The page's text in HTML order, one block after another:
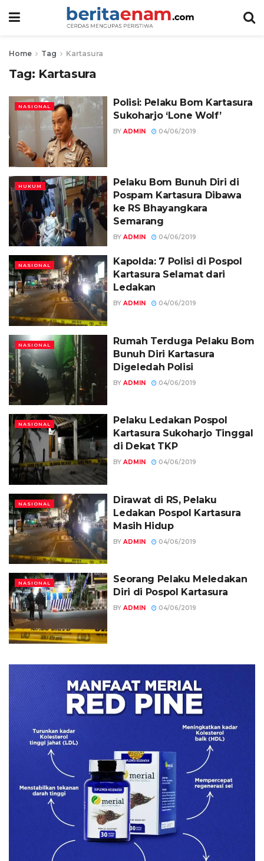
Home Tag Kartasura
Tag: Kartasura
NASIONAL
Polisi: Pelaku Bom Kartasura
Sukoharjo ‘Lone Wolf’
BY ADMIN 04/06/2019
HUKUM
Pelaku Bom Bunuh Diri di
Pospam Kartasura Dibawa
ke RS Bhayangkara
Semarang
BY ADMIN 04/06/2019
NASIONAL
Kapolda: 7 Polisi di Pospol
Kartasura Selamat dari
Ledakan
BY ADMIN 04/06/2019
NASIONAL
Rumah Terduga Pelaku Bom
Bunuh Diri Kartasura
Digeledah Polisi
BY ADMIN 04/06/2019
NASIONAL
Pelaku Ledakan Pospol
Kartasura Sukoharjo Tinggal
di Dekat TKP
BY ADMIN 04/06/2019
NASIONAL
Dirawat di RS, Pelaku
Ledakan Pospol Kartasura
Masih Hidup
BY ADMIN 04/06/2019
NASIONAL
Seorang Pelaku Meledakan
Diri di Pospol Kartasura
BY ADMIN 04/06/2019